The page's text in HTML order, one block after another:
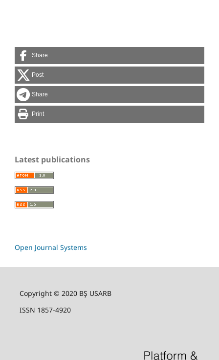
Share
Post
Share
Print
Latest publications
Open Journal Systems
Copyright © 2020 BŞ USARB
ISSN 1857-4920